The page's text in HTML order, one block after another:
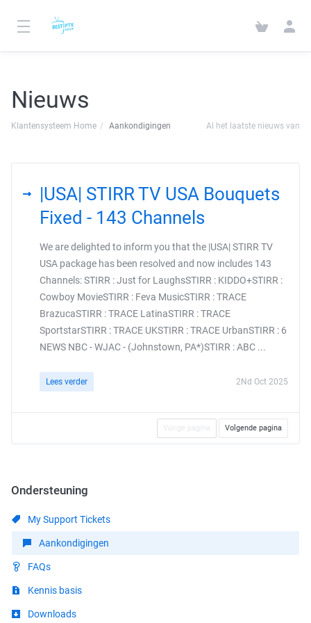
Nieuws
Klantensysteem Home Aankondigingen Al het laatste nieuws van
|USA| STIRR TV USA Bouquets
Fixed - 143 Channels
We are delighted to inform you that the |USA| STIRR TV
USA package has been resolved and now includes 143
Channels: STIRR : Just for LaughsSTIRR : KIDDO+STIRR :
Cowboy MovieSTIRR : Feva MusicSTIRR : TRACE
BrazucaSTIRR : TRACE LatinaSTIRR : TRACE
SportstarSTIRR : TRACE UKSTIRR : TRACE UrbanSTIRR : 6
NEWS NBC - WJAC - (Johnstown, PA*)STIRR : ABC ...
Lees verder 2Nd Oct 2025
Vorige pagina Volgende pagina
Ondersteuning
My Support Tickets
Aankondigingen
FAQs
Kennis basis
Downloads